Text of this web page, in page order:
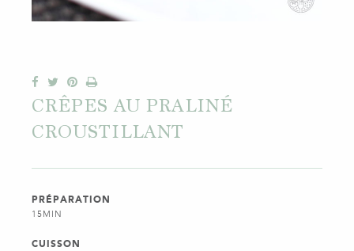
CRÊPES AU PRALINÉ
CROUSTILLANT
PRÉPARATION
15MIN
CUISSON